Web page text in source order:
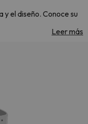
y el diseño. Conoce su
necesitas para una
Leer más